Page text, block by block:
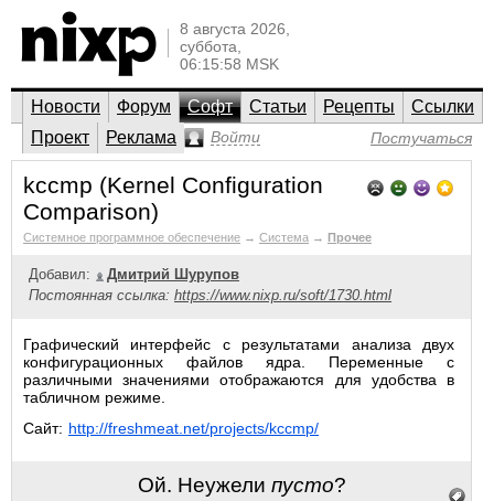
8 августа 2026,
суббота,
06:15:58 MSK
Новости Форум Софт Статьи Рецепты
Ссылки
Проект
Реклама Войти Постучаться
kccmp (Kernel Configuration
Comparison)
Системное программное обеспечение → Система → Прочее
Добавил:
Дмитрий Шурупов
Постоянная ссылка: https://www.nixp.ru/soft/1730.html
Графический интерфейс с результатами анализа двух
конфигурационных файлов ядра. Переменные с
различными значениями отображаются для удобства в
табличном режиме.
Сайт: http://freshmeat.net/projects/kccmp/
Ой. Неужели пусто?